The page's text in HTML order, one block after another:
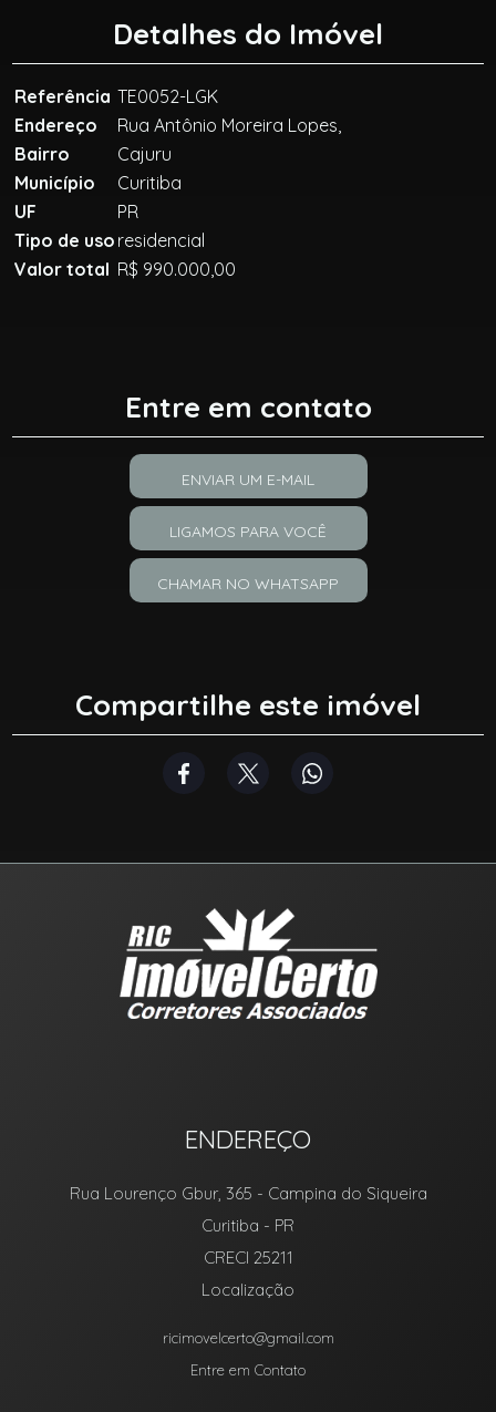
Detalhes do Imóvel
Referência TE0052-LGK
Endereço
Rua Antônio Moreira Lopes,
Bairro
Cajuru
Município
Curitiba
UF
PR
Tipo de uso residencial
Valor total R$ 990.000,00
Entre em contato
ENVIAR UM E-MAIL
LIGAMOS PARA VOCÊ
CHAMAR NO WHATSAPP
Compartilhe este imóvel
ENDEREÇO
Rua Lourenço Gbur, 365 - Campina do Siqueira
Curitiba - PR
CRECI 25211
Localização
ricimovelcerto@gmail.com
Entre em Contato